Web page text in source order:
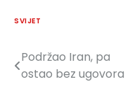
SVIJET
Navigacija
Podržao Iran, pa
ostao bez ugovora